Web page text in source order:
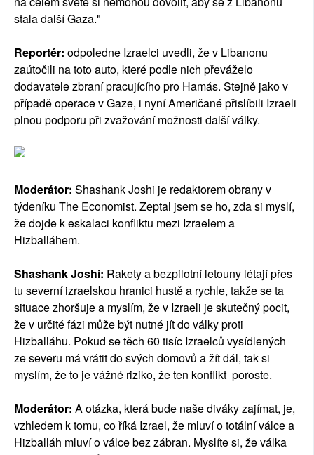
stala další Gaza."
Reportér: odpoledne Izraelci uvedli, že v Libanonu
zaútočili na toto auto, které podle nich převáželo
dodavatele zbraní pracujícího pro Hamás. Stejně jako v
případě operace v Gaze, i nyní Američané přislíbili Izraeli
plnou podporu při zvažování možnosti další války.
Moderátor: Shashank Joshi je redaktorem obrany v
týdeníku The Economist. Zeptal jsem se ho, zda si myslí,
že dojde k eskalaci konfliktu mezi Izraelem a
Hizballáhem.
Shashank Joshi: Rakety a bezpilotní letouny létají přes
tu severní izraelskou hranici hustě a rychle, takže se ta
situace zhoršuje a myslím, že v Izraeli je skutečný pocit,
že v určité fázi může být nutné jít do války proti
Hizballáhu. Pokud se těch 60 tisíc Izraelců vysídlených
ze severu má vrátit do svých domovů a žít dál, tak si
myslím, že to je vážné riziko, že ten konflikt poroste.
Moderátor: A otázka, která bude naše diváky zajímat, je,
vzhledem k tomu, co říká Izrael, že mluví o totální válce a
Hizballáh mluví o válce bez zábran. Myslíte si, že válka